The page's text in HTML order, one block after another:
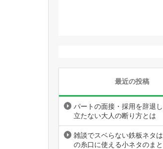
最近の投稿
パートの面接・採用を辞退
立たない大人の断り方とは
雑談でスベらない鉄板ネタ
の糸口に使える小ネタのま